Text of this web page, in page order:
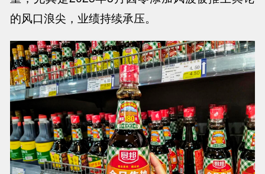
的风口浪尖，业绩持续承压。